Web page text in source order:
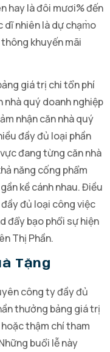
hay là đôi mươi% đến
nhiên là dự chạm̀o
khuyến mãi
giá trị chi tổn phí
nhà quý doanh nghiệp
nhận căn nhà quý
đầy đủ loại phần
đang từng căn nhà
năng cống phẩm
kề cánh nhau. Điều
đủ loại công việc
đẩy bạo phổi sự hiện
Thị Phần.
Tặng
công ty đầy đủ
thưởng bảng giá trị
thậm chí tham
buổi lễ này